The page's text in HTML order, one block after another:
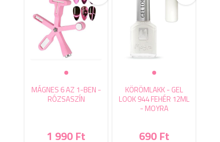
MÁGNES 6 AZ 1-BEN -
RÓZSASZÍN
1 990 Ft
KÖRÖMLAKK - GEL
LOOK 944 FEHÉR 12ML
- MOYRA
690 Ft